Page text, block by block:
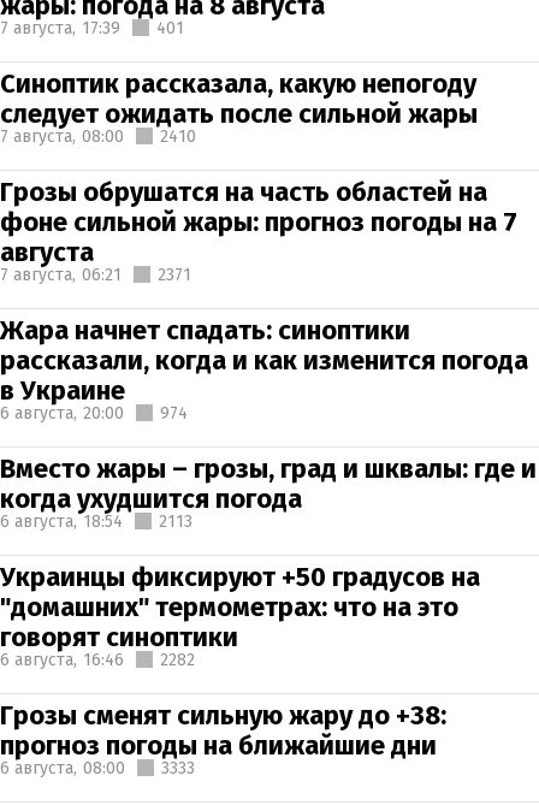
7 августа, 17:39 401
Синоптик рассказала, какую непогоду
следует ожидать после сильной жары
7 августа, 08:00 2410
Грозы обрушатся на часть областей на
фоне сильной жары: прогноз погоды на 7
августа
7 августа, 06:21 2371
Жара начнет спадать: синоптики
рассказали, когда и как изменится погода
в Украине
6 августа, 20:00 974
Вместо жары – грозы, град и шквалы: где и
когда ухудшится погода
6 августа, 18:54 2113
Украинцы фиксируют +50 градусов на
"домашних" термометрах: что на это
говорят синоптики
6 августа, 16:46 2282
Грозы сменят сильную жару до +38:
прогноз погоды на ближайшие дни
6 августа, 08:00 3333